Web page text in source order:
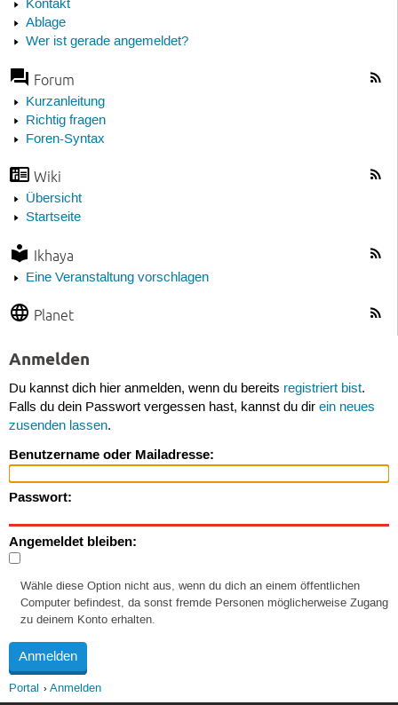
Kontakt
Ablage
Wer ist gerade angemeldet?
Forum
Kurzanleitung
Richtig fragen
Foren-Syntax
Wiki
Übersicht
Startseite
Ikhaya
Eine Veranstaltung vorschlagen
Planet
Anmelden
Du kannst dich hier anmelden, wenn du bereits registriert bist.
Falls du dein Passwort vergessen hast, kannst du dir ein neues
zusenden lassen.
Benutzername oder Mailadresse:
Passwort:
Angemeldet bleiben:
Wähle diese Option nicht aus, wenn du dich an einem öffentlichen
Computer befindest, da sonst fremde Personen möglicherweise Zugang
zu deinem Konto erhalten.
Portal Anmelden